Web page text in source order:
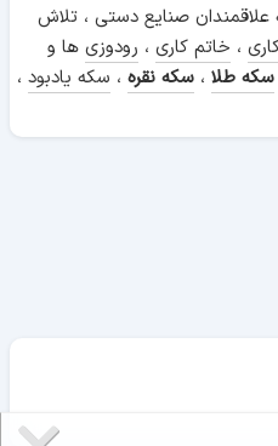
علاقمندان صنایع دستی ، تلاش
، خاتم کاری ، رودوزی ها و
سکه طلا ، سکه نقره ، سکه یادبود ،